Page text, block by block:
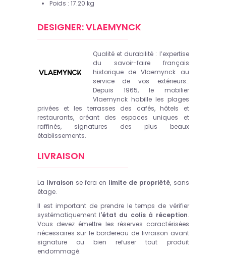
Poids : 17.20 kg
DESIGNER: VLAEMYNCK
Qualité et durabilité : l’expertise
du savoir-faire français
historique de Vlaemynck au
service de vos extérieurs…
Depuis 1965, le mobilier
Vlaemynck habille les plages
privées et les terrasses des cafés, hôtels et
restaurants, créant des espaces uniques et
raffinés, signatures des plus beaux
établissements.
LIVRAISON
La livraison se fera en limite de propriété, sans
étage.
Il est important de prendre le temps de vérifier
systématiquement l'état du colis à réception.
Vous devez émettre les réserves caractérisées
nécessaires sur le bordereau de livraison avant
signature ou bien refuser tout produit
endommagé.